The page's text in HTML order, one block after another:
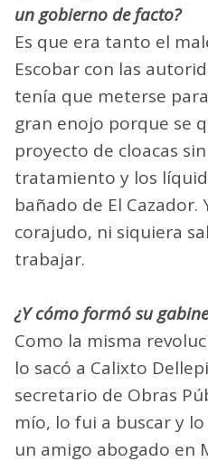
un gobierno de facto?
Es que era tanto el
Escobar con las
tenía que meterse
gran enojo porque se
proyecto de cloacas
tratamiento y los
bañado de El
corajudo, ni siquiera
trabajar.
¿Y cómo formó su
Como la misma
lo sacó a Calixto
secretario de Obras
mío, lo fui a buscar y
un amigo abogado en